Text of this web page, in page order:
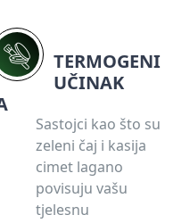
TERMOGENI
UČINAK
Sastojci kao što su
zeleni čaj i kasija
cimet lagano
povisuju vašu
tjelesnu